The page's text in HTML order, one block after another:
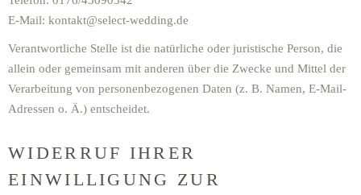
E-Mail: kontakt@select-wedding.de
Verantwortliche Stelle ist die natürliche oder juristische Person, die
allein oder gemeinsam mit anderen über die Zwecke und Mittel der
Verarbeitung von personenbezogenen Daten (z. B. Namen, E-Mail-
Adressen o. Ä.) entscheidet.
WIDERRUF IHRER
EINWILLIGUNG ZUR